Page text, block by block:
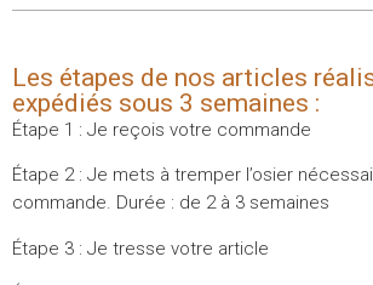
Les étapes de nos articles
expédiés sous 3 semaines :
Étape 1 : Je reçois votre commande
Étape 2 : Je mets à tremper l’osier
commande. Durée : de 2 à 3 semaines
Étape 3 : Je tresse votre article